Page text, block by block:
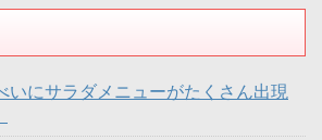
いにサラダメニューがたくさん出現